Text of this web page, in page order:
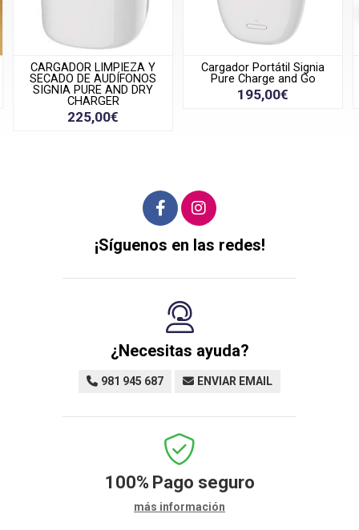
CARGADOR LIMPIEZA Y
SECADO DE AUDÍFONOS
SIGNIA PURE AND DRY
CHARGER
225,00€
Cargador Portátil Signia
Pure Charge and Go
195,00€
¡Síguenos en las redes!
¿Necesitas ayuda?
981 945 687 ENVIAR EMAIL
100% Pago seguro
más información